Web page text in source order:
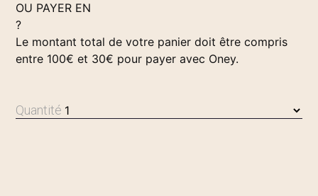
OU PAYER EN
?
Le montant total de votre panier doit être compris
entre 100€ et 30€ pour payer avec Oney.
Quantité